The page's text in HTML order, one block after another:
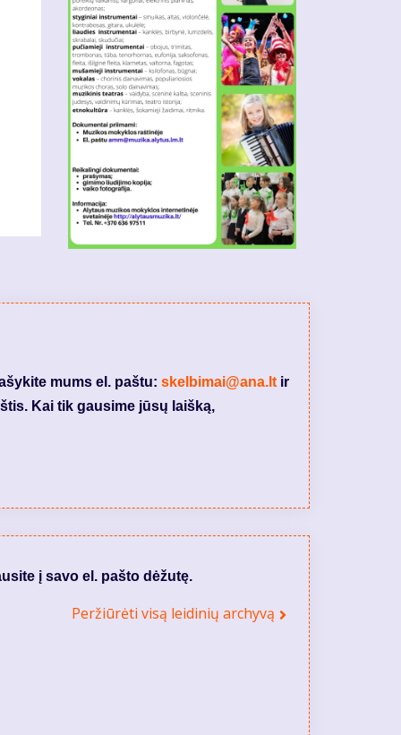
mums el. paštu: skelbimai@ana.ltir
Kai tik gausime jūsų laišką,
į savo el. pašto dėžutę.
Peržiūrėti visą leidinių archyvą